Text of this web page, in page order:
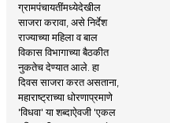
ग्रामपंचायतींमध्येदेखील
साजरा करावा, असे निर्देश
राज्याच्या महिला व बाल
विकास विभागाच्या बैठकीत
नुकतेच देण्यात आले. हा
दिवस साजरा करत असताना,
महाराष्ट्राच्या धोरणाप्रमाणे
'विधवा' या शब्दाऐवजी 'एकल